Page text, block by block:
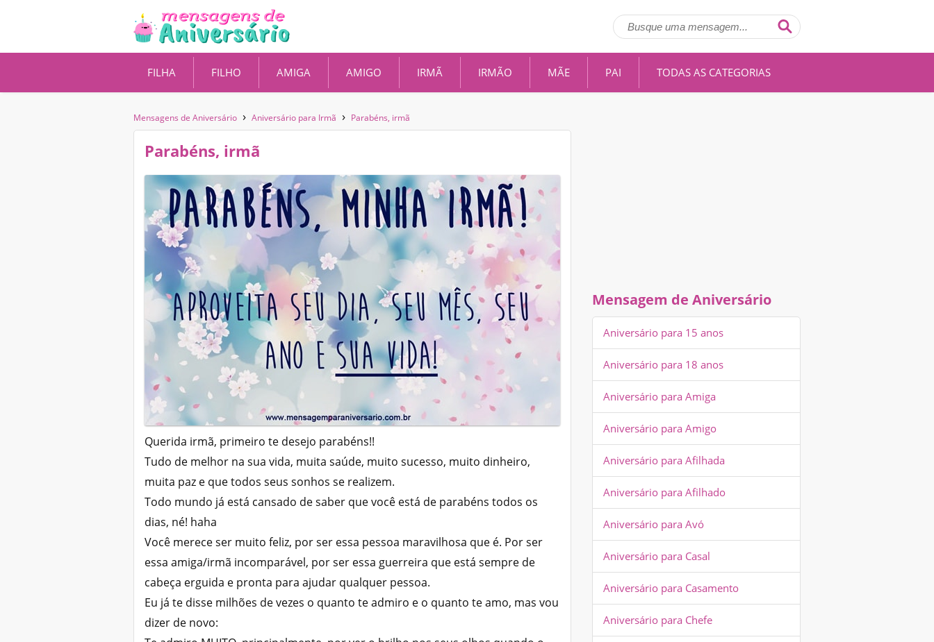
FILHA FILHO AMIGA AMIGO IRMÃ IRMÃO MÃE PAI TODAS AS CATEGORIAS
Mensagens de Aniversário › Aniversário para Irmã › Parabéns, irmã
Parabéns, irmã
Querida irmã, primeiro te desejo parabéns!!
Tudo de melhor na sua vida, muita saúde, muito sucesso, muito dinheiro,
muita paz e que todos seus sonhos se realizem.
Todo mundo já está cansado de saber que você está de parabéns todos os
dias, né! haha
Você merece ser muito feliz, por ser essa pessoa maravilhosa que é. Por ser
essa amiga/irmã incomparável, por ser essa guerreira que está sempre de
cabeça erguida e pronta para ajudar qualquer pessoa.
Eu já te disse milhões de vezes o quanto te admiro e o quanto te amo, mas vou
dizer de novo:
Mensagem de Aniversário
Aniversário para 15 anos
Aniversário para 18 anos
Aniversário para Amiga
Aniversário para Amigo
Aniversário para Afilhada
Aniversário para Afilhado
Aniversário para Avó
Aniversário para Casal
Aniversário para Casamento
Aniversário para Chefe